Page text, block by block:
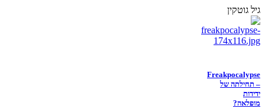
גיל גוטקין
Freakpocalypse
– תחילתה של
ידידות
מופלאה?